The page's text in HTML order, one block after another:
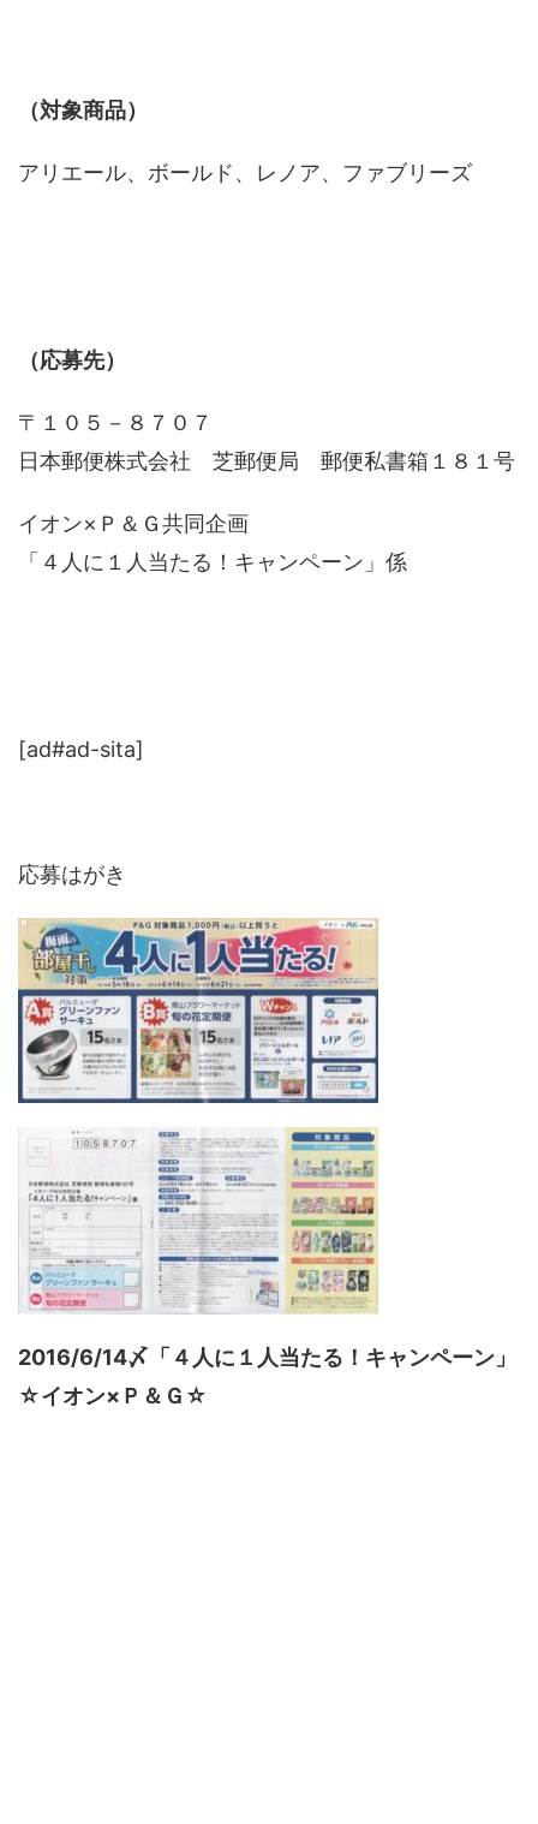
（対象商品）
アリエール、ボールド、レノア、ファブリーズ
（応募先）
〒１０５－８７０７
日本郵便株式会社 芝郵便局 郵便私書箱１８１号
イオン×Ｐ＆Ｇ共同企画
「４人に１人当たる！キャンペーン」係
[ad#ad-sita]
応募はがき
2016/6/14〆「４人に１人当たる！キャンペーン」
☆イオン×Ｐ＆Ｇ☆